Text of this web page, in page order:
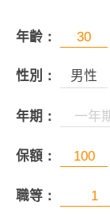
年齡：
性別： 男性
年期：
保額：
職等：